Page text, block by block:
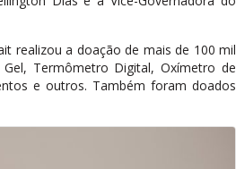
realizou a doação de mais de 100 mil
Termômetro Digital, Oxímetro de
e outros. Também foram doados